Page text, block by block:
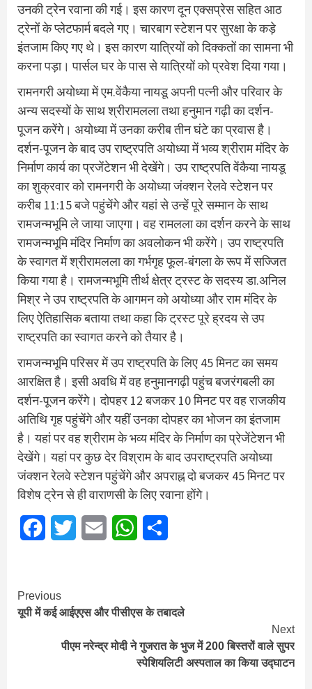
उनकी ट्रेन रवाना की गई। इस कारण दून एक्सप्रेस सहित आठ
ट्रेनों के प्लेटफार्म बदले गए। चारबाग स्टेशन पर सुरक्षा के कड़े
इंतजाम किए गए थे। इस कारण यात्रियों को दिक्कतों का सामना भी
करना पड़ा। पार्सल घर के पास से यात्रियों को प्रवेश दिया गया।
रामनगरी अयोध्या में एम.वेंकैया नायडू अपनी पत्नी और परिवार के
अन्य सदस्यों के साथ श्रीरामलला तथा हनुमान गढ़ी का दर्शन-
पूजन करेंगे। अयोध्या में उनका करीब तीन घंटे का प्रवास है।
दर्शन-पूजन के बाद उप राष्ट्रपति अयोध्या में भव्य श्रीराम मंदिर के
निर्माण कार्य का प्रजेंटेशन भी देखेंगे। उप राष्ट्रपति वेंकैया नायडू
का शुक्रवार को रामनगरी के अयोध्या जंक्शन रेलवे स्टेशन पर
करीब 11:15 बजे पहुंचेंगे और यहां से उन्हें पूरे सम्मान के साथ
रामजन्मभूमि ले जाया जाएगा। वह रामलला का दर्शन करने के साथ
रामजन्मभूमि मंदिर निर्माण का अवलोकन भी करेंगे। उप राष्ट्रपति
के स्वागत में श्रीरामलला का गर्भगृह फूल-बंगला के रूप में सज्जित
किया गया है। रामजन्मभूमि तीर्थ क्षेत्र ट्रस्ट के सदस्य डा.अनिल
मिश्र ने उप राष्ट्रपति के आगमन को अयोध्या और राम मंदिर के
लिए ऐतिहासिक बताया तथा कहा कि ट्रस्ट पूरे ह्रदय से उप
राष्ट्रपति का स्वागत करने को तैयार है।
रामजन्मभूमि परिसर में उप राष्ट्रपति के लिए 45 मिनट का समय
आरक्षित है। इसी अवधि में वह हनुमानगढ़ी पहुंच बजरंगबली का
दर्शन-पूजन करेंगे। दोपहर 12 बजकर 10 मिनट पर वह राजकीय
अतिथि गृह पहुंचेंगे और यहीं उनका दोपहर का भोजन का इंतजाम
है। यहां पर वह श्रीराम के भव्य मंदिर के निर्माण का प्रेजेंटेशन भी
देखेंगे। यहां पर कुछ देर विश्राम के बाद उपराष्ट्रपति अयोध्या
जंक्शन रेलवे स्टेशन पहुंचेंगे और अपराह्न दो बजकर 45 मिनट पर
विशेष ट्रेन से ही वाराणसी के लिए रवाना होंगे।
FacebookTwitter Email WhatsApp
Continue
Reading
Previous
यूपी में कई आईएएस और पीसीएस के तबादले
Next
पीएम नरेन्द्र मोदी ने गुजरात के भुज में 200 बिस्तरों वाले सुपर
स्पेशियलिटी अस्पताल का किया उद्घाटन